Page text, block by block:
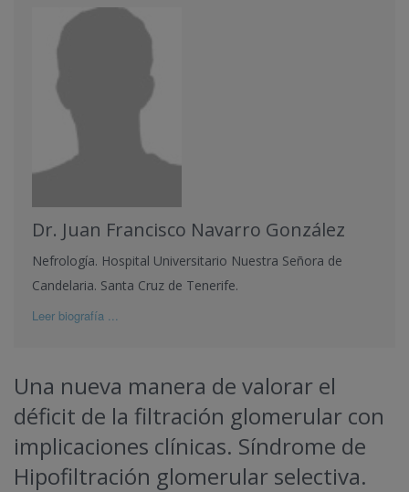
Dr. Juan Francisco Navarro González
Nefrología. Hospital Universitario Nuestra Señora de
Candelaria. Santa Cruz de Tenerife.
Leer biografía ...
Una nueva manera de valorar el
déficit de la filtración glomerular con
implicaciones clínicas. Síndrome de
Hipofiltración glomerular selectiva.